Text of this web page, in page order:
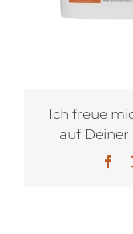
Ich freue
auf